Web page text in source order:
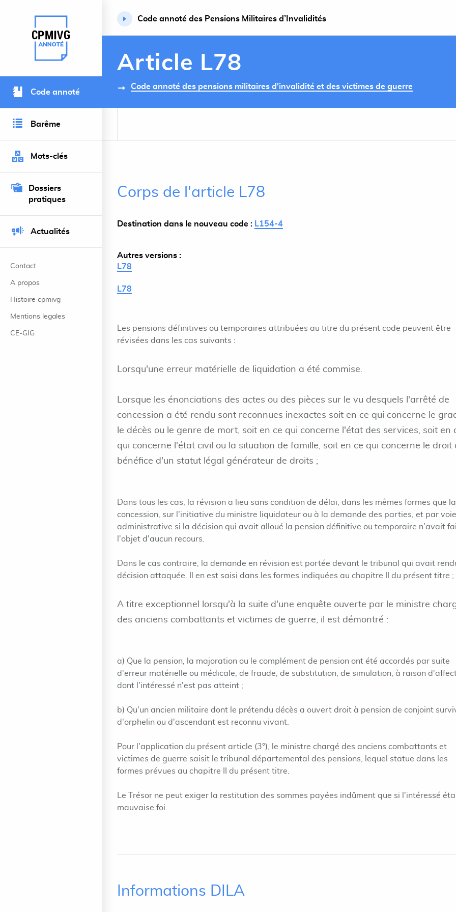
Retour à l’accueil du site
Code annoté
Barême
Mots-clés
Dossiers
pratiques
Actualités
Contact
A propos
Histoire cpmivg
Mentions legales
CE-GIG
Code annoté des Pensions Militaires d’Invalidités
Article L78
Code annoté des pensions militaires d'invalidité et des victimes de guerre
Corps de l'article L78
Destination dans le nouveau code : L154-4
Autres versions :
L78
L78
Les pensions définitives ou temporaires attribuées au titre du présent code peuvent être
révisées dans les cas suivants :
Lorsqu'une erreur matérielle de liquidation a été commise.
Lorsque les énonciations des actes ou des pièces sur le vu desquels l'arrêté de
concession a été rendu sont reconnues inexactes soit en ce qui concerne le
le décès ou le genre de mort, soit en ce qui concerne l'état des services, soit en
qui concerne l'état civil ou la situation de famille, soit en ce qui concerne le droit
bénéfice d'un statut légal générateur de droits ;
Dans tous les cas, la révision a lieu sans condition de délai, dans les mêmes formes que la
concession, sur l'initiative du ministre liquidateur ou à la demande des parties, et par voie
administrative si la décision qui avait alloué la pension définitive ou temporaire n'avait
l'objet d'aucun recours.
Dans le cas contraire, la demande en révision est portée devant le tribunal qui avait
décision attaquée. Il en est saisi dans les formes indiquées au chapitre II du présent titre ;
A titre exceptionnel lorsqu'à la suite d'une enquête ouverte par le ministre
des anciens combattants et victimes de guerre, il est démontré :
a) Que la pension, la majoration ou le complément de pension ont été accordés par suite
d'erreur matérielle ou médicale, de fraude, de substitution, de simulation, à raison
dont l'intéressé n'est pas atteint ;
b) Qu'un ancien militaire dont le prétendu décès a ouvert droit à pension de conjoint
d'orphelin ou d'ascendant est reconnu vivant.
Pour l'application du présent article (3°), le ministre chargé des anciens combattants et
victimes de guerre saisit le tribunal départemental des pensions, lequel statue dans les
formes prévues au chapitre II du présent titre.
Le Trésor ne peut exiger la restitution des sommes payées indûment que si l'intéressé
mauvaise foi.
Informations DILA